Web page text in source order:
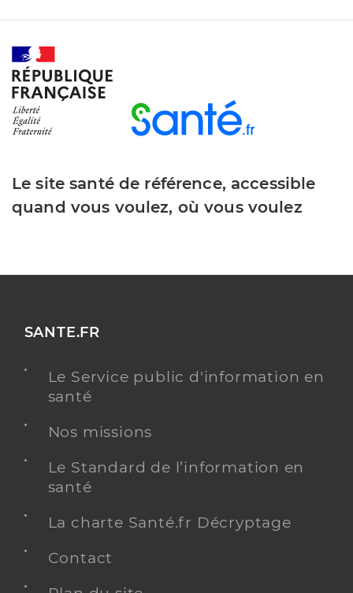
Le site santé de référence, accessible
quand vous voulez, où vous voulez
SANTE.FR
Le Service public d'information en
santé
Nos missions
Le Standard de l’information en
santé
La charte Santé.fr Décryptage
Contact